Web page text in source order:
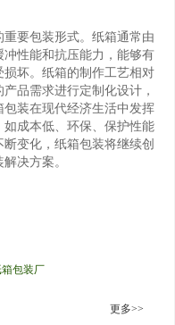
要包装形式。纸箱通常由
性能和抗压能力，能够有
坏。纸箱的制作工艺相对
品需求进行定制化设计，
装在现代经济生活中发挥
成本低、环保、保护性能
变化，纸箱包装将继续创
决方案。
包装厂
更多>>